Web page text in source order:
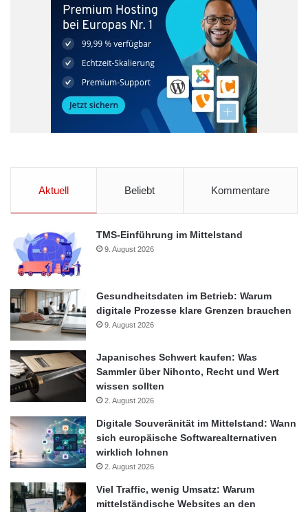
Aktuell Beliebt Kommentare
TMS-Einführung im Mittelstand
9. August 2026
Gesundheitsdaten im Betrieb: Warum
digitale Prozesse klare Grenzen brauchen
9. August 2026
Japanisches Schwert kaufen: Was
Sammler über Nihonto, Recht und Wert
wissen sollten
2. August 2026
Digitale Souveränität im Mittelstand: Wann
sich europäische Softwarealternativen
wirklich lohnen
2. August 2026
Viel Traffic, wenig Umsatz: Warum
mittelständische Websites an den